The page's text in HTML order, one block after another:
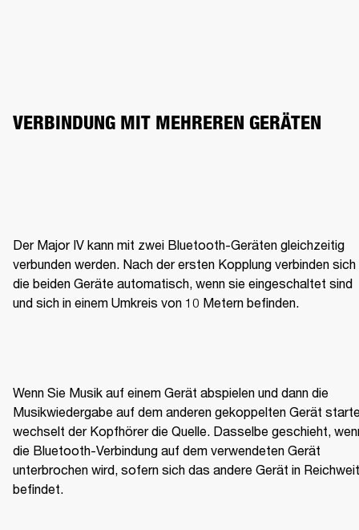
VERBINDUNG MIT MEHREREN GERÄTEN
Der Major IV kann mit zwei Bluetooth-Geräten gleichzeitig
verbunden werden. Nach der ersten Kopplung verbinden sich
die beiden Geräte automatisch, wenn sie eingeschaltet sind
und sich in einem Umkreis von 10 Metern befinden.
Wenn Sie Musik auf einem Gerät abspielen und dann die
Musikwiedergabe auf dem anderen gekoppelten Gerät
wechselt der Kopfhörer die Quelle. Dasselbe geschieht,
die Bluetooth-Verbindung auf dem verwendeten Gerät
unterbrochen wird, sofern sich das andere Gerät in
befindet.